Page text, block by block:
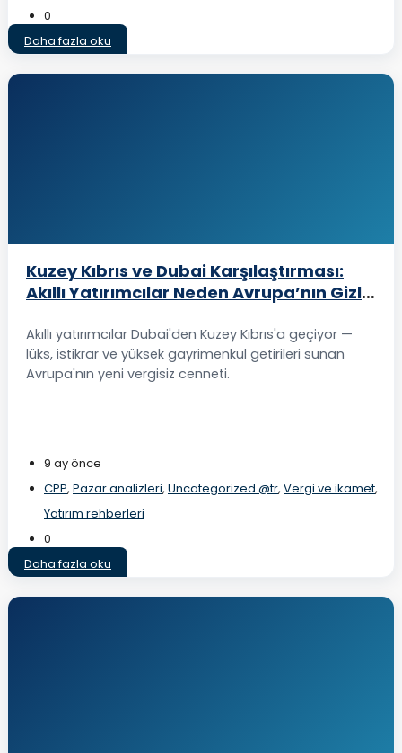
0
Daha fazla oku
Kuzey Kıbrıs ve Dubai Karşılaştırması:
Akıllı Yatırımcılar Neden Avrupa’nın Gizli
Akıllı yatırımcılar Dubai'den Kuzey Kıbrıs'a geçiyor —
lüks, istikrar ve yüksek gayrimenkul getirileri sunan
Avrupa'nın yeni vergisiz cenneti.
9 ay önce
CPP, Pazar analizleri, Uncategorized @tr, Vergi ve ikamet,
Yatırım rehberleri
0
Daha fazla oku